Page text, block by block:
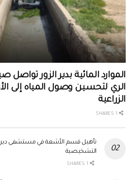
الموارد المائية بدير الزور تواصل
الري لتحسين وصول المياه إلى
الزراعية
تأهيل قسم الأشعة في مستشفى دير
التشخيصية